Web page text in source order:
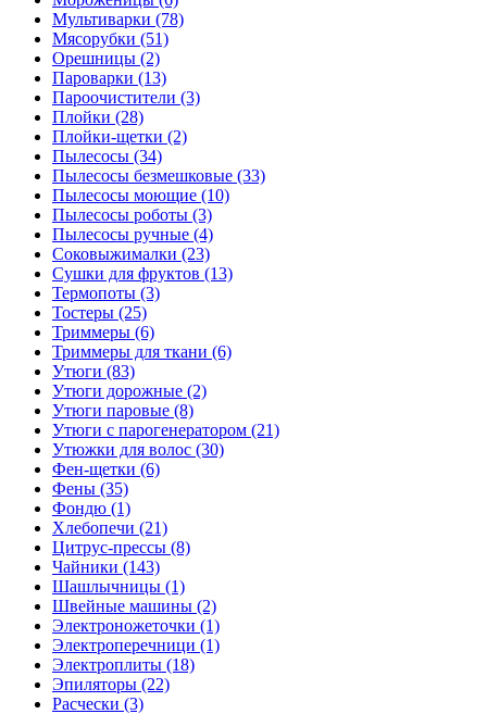
Мультиварки (78)
Мясорубки (51)
Орешницы (2)
Пароварки (13)
Пароочистители (3)
Плойки (28)
Плойки-щетки (2)
Пылесосы (34)
Пылесосы безмешковые (33)
Пылесосы моющие (10)
Пылесосы роботы (3)
Пылесосы ручные (4)
Соковыжималки (23)
Сушки для фруктов (13)
Термопоты (3)
Тостеры (25)
Триммеры (6)
Триммеры для ткани (6)
Утюги (83)
Утюги дорожные (2)
Утюги паровые (8)
Утюги с парогенератором (21)
Утюжки для волос (30)
Фен-щетки (6)
Фены (35)
Фондю (1)
Хлебопечи (21)
Цитрус-прессы (8)
Чайники (143)
Шашлычницы (1)
Швейные машины (2)
Электроножеточки (1)
Электроперечници (1)
Электроплиты (18)
Эпиляторы (22)
Расчески (3)